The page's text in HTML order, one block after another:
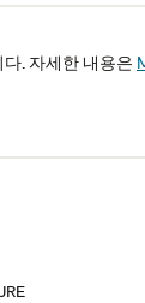
. 자세한 내용은